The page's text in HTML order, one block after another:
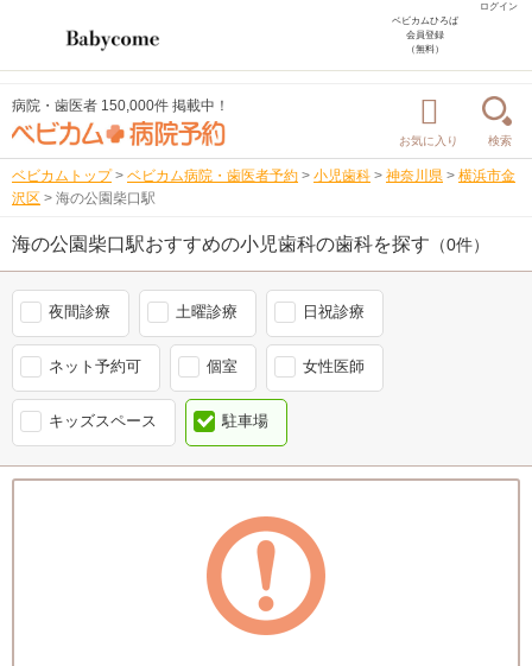
ログイン
ベビカムひろば
会員登録
（無料）
病院・歯医者 150,000件 掲載中！
お気に入り 検索
ベビカムトップ > ベビカム病院・歯医者予約 > 小児歯科 > 神奈川県 > 横浜市金
沢区 > 海の公園柴口駅
海の公園柴口駅おすすめの小児歯科の歯科を探す （0件）
夜間診療 土曜診療 日祝診療
ネット予約可 個室 女性医師
キッズスペース 駐車場